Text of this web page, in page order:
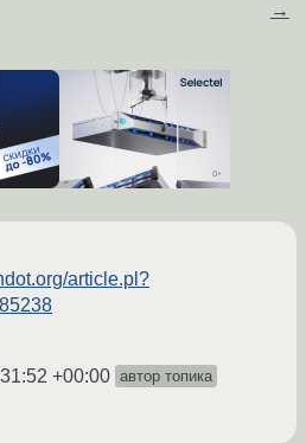
→
article.pl?
+00:00 автор топика